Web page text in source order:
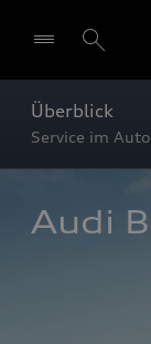
Überblick
Service im
Audi